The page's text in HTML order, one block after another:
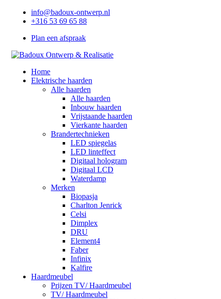
info@badoux-ontwerp.nl
+316 53 69 65 88
Plan een afspraak
Home
Elektrische haarden
Alle haarden
Alle haarden
Inbouw haarden
Vrijstaande haarden
Vierkante haarden
Brandertechnieken
LED spiegelas
LED linteffect
Digitaal hologram
Digitaal LCD
Waterdamp
Merken
Biopasja
Charlton Jenrick
Celsi
Dimplex
DRU
Element4
Faber
Infinix
Kalfire
Haardmeubel
Prijzen TV/ Haardmeubel
TV/ Haardmeubel